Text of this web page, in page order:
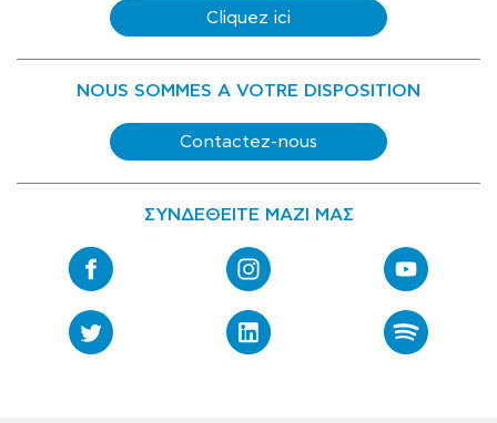
Cliquez ici
NOUS SOMMES A VOTRE DISPOSITION
Contactez-nous
ΣΥΝΔΕΘΕΙΤΕ ΜΑΖΙ ΜΑΣ